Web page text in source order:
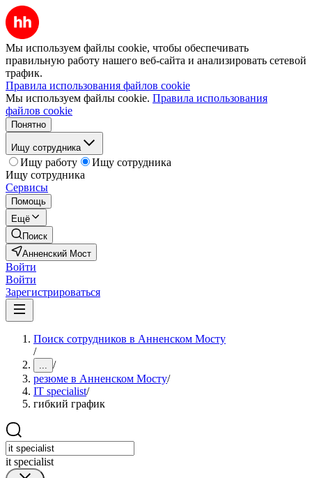
Мы используем файлы cookie, чтобы обеспечивать
правильную работу нашего веб-сайта и анализировать сетевой
трафик.
Правила использования файлов cookie
Мы используем файлы cookie. Правила использования
файлов cookie
Понятно
Ищу сотрудника
Ищу работу
Ищу сотрудника
Ищу сотрудника
Сервисы
Помощь
Ещё
Поиск
Анненский Мост
Войти
Войти
Зарегистрироваться
Поиск сотрудников в Анненском Мосту
/
... /
резюме в Анненском Мосту/
IT specialist/
гибкий график
it specialist